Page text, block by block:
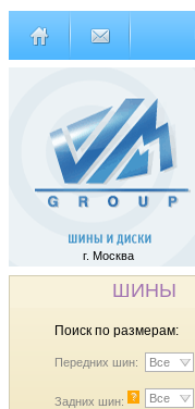
г. Москва
ШИНЫ
Поиск по размерам:
Передних шин: Все
Задних шин: ? Все